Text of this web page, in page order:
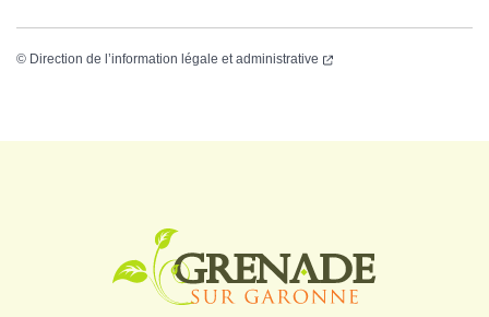
© Direction de l’information légale et administrative